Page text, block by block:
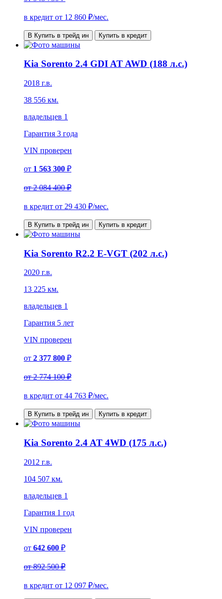
в кредит от 12 860 ₽/мес.
В Купить в трейд ин Купить в кредит
Kia Sorento 2.4 GDI AT AWD (188 л.с.)
2018 г.в.
38 556 км.
владельцев 1
Гарантия 3 года
VIN проверен
от 1 563 300 ₽
от2 084 400 ₽
в кредит от 29 430 ₽/мес.
В Купить в трейд ин Купить в кредит
Kia Sorento R2.2 E-VGT (202 л.с.)
2020 г.в.
13 225 км.
владельцев 1
Гарантия 5 лет
VIN проверен
от 2 377 800 ₽
от2 774 100 ₽
в кредит от 44 763 ₽/мес.
В Купить в трейд ин Купить в кредит
Kia Sorento 2.4 AT 4WD (175 л.с.)
2012 г.в.
104 507 км.
владельцев 1
Гарантия 1 год
VIN проверен
от 642 600 ₽
от892 500 ₽
в кредит от 12 097 ₽/мес.